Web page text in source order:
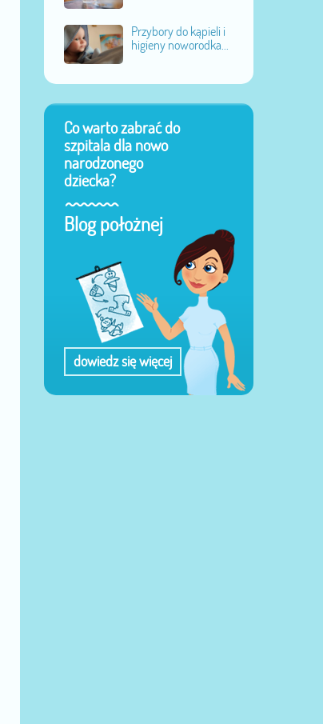
Przybory do kąpieli i
higieny noworodka...
Co warto zabrać do
szpitala dla nowo
narodzonego
dziecka?
Blog położnej
dowiedz się więcej